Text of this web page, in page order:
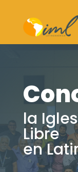
la
Libre
en